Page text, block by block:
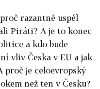
razantně uspěl
Piráti? A je to konec
a kdo bude
vliv Česka v EU a jak
proč je celoevropský
než ten v Česku?